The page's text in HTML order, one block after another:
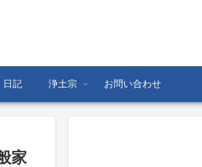
日記 浄土宗 お問い合わせ
家